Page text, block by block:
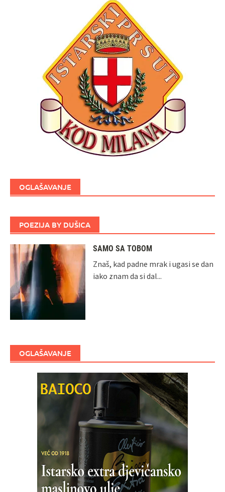
OGLAŠAVANJE
POEZIJA BY DUŠICA
SAMO SA TOBOM
Znaš, kad padne mrak i ugasi se dan
iako znam da si dal...
OGLAŠAVANJE